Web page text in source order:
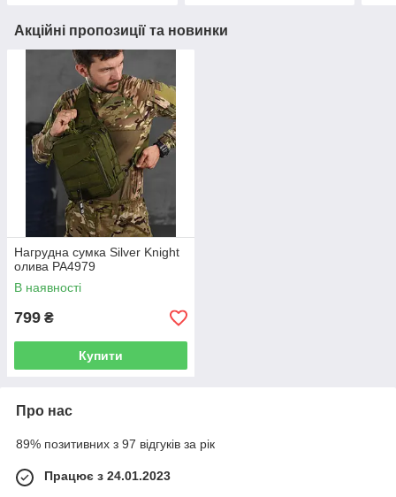
Акційні пропозиції та новинки
Нагрудна сумка Silver Knight
олива РА4979
В наявності
799 ₴
Купити
Про нас
89% позитивних з 97 відгуків за рік
Працює з 24.01.2023